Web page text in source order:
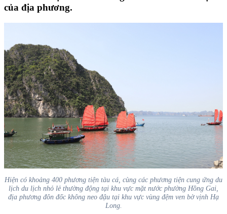
của địa phương.
Hiện có khoảng 400 phương tiện tàu cá, cùng các phương tiện cung ứng du
lịch du lịch nhỏ lẻ thường động tại khu vực mặt nước phường Hồng Gai,
địa phương đôn đốc không neo đậu tại khu vực vùng đệm ven bờ vịnh Hạ
Long.